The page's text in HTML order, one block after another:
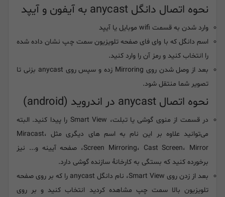
نحوه اتصال دانگل anycast به آیفون و آیپد
وارد شدن به قسمت wifi موبایل یا آیپد
اسم دانگل که با وای فای صفحه تلویزیون سمت چپ نشان داده شده
را انتخاب کنید و رمز آن را وارد کنید.
بعد از وصل شدن روی Mirroring زده و سپس روی anycast بزنی تا
تصویر شما منتقل شود.
نحوه اتصال anycast در اندروید (android)
در قسمت از منوی گوشی یا تبلت، Smart View را پیدا کنید. البته
می‌توانید علاوه بر این نام به اسم های دیگری مثل Miracast،
Screen Mirroring، Cast Screen، Mirror، صفحه آیینه و... نیز
برخورده کنید که بستگی به کارخانۀ سازنده گوشی دارد.
بعد از زدن روی Smart View، نام دانگل anycast را که بر روی صفحه
تلویزیون بالا سمت چپ مشاهده کردید انتخاب کنید و بر روی